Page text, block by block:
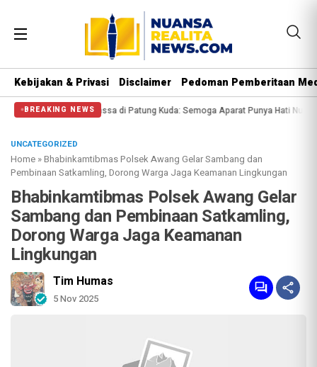
Kebijakan & Privasi Disclaimer Pedoman Pemberitaan
BREAKING NEWS
Massa di Patung Kuda: Semoga Aparat Punya Hati Nurani Massa
UNCATEGORIZED
Home »Bhabinkamtibmas Polsek Awang Gelar Sambang dan
Pembinaan Satkamling, Dorong Warga Jaga Keamanan Lingkungan
Bhabinkamtibmas Polsek Awang Gelar
Sambang dan Pembinaan Satkamling,
Dorong Warga Jaga Keamanan
Lingkungan
Tim Humas
5 Nov 2025